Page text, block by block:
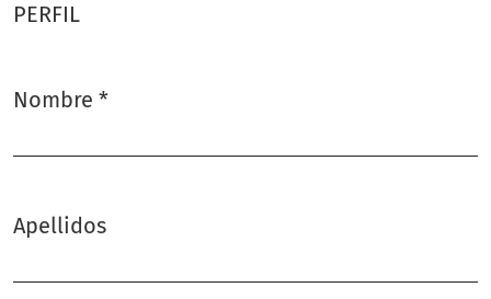
PERFIL
Nombre *
Apellidos